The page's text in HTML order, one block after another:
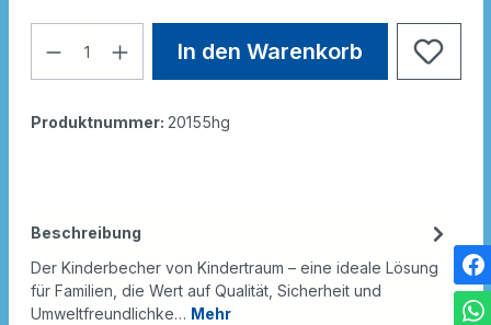
In den Warenkorb
Produktnummer: 20155hg
Beschreibung
Der Kinderbecher von Kindertraum – eine ideale Lösung
für Familien, die Wert auf Qualität, Sicherheit und
Umweltfreundlichke… Mehr